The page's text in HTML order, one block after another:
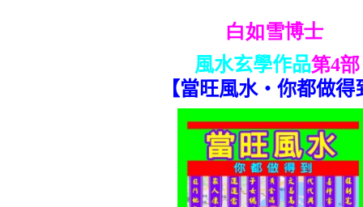
白如雪博士
風水玄學作品第4部
【當旺風水‧你都做得